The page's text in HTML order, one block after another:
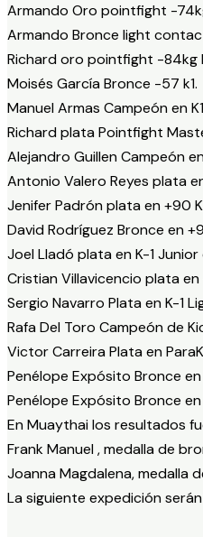
Armando Oro pointfight -
Armando Bronce light
Richard oro pointfight -84kg
Moisés García Bronce -57 k1.
Manuel Armas Campeón en
Richard plata Pointfight
Alejandro Guillen Campeón
Antonio Valero Reyes plata
Jenifer Padrón plata en +90
David Rodríguez Bronce en
Joel Lladó plata en K-1
Cristian Villavicencio plata
Sergio Navarro Plata en K-1
Rafa Del Toro Campeón de
Victor Carreira Plata en
Penélope Expósito Bronce
Penélope Expósito Bronce
En Muaythai los resultados
Frank Manuel , medalla de
Joanna Magdalena, medalla
La siguiente expedición